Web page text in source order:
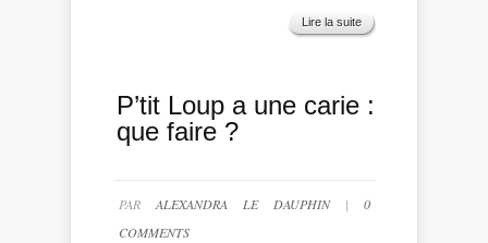
Lire la suite
P’tit Loup a une carie :
que faire ?
PAR ALEXANDRA LE DAUPHIN| 0
COMMENTS